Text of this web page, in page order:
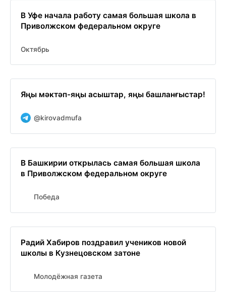
В Уфе начала работу самая большая школа в
Приволжском федеральном округе
Октябрь
Яңы мәктәп-яңы асыштар, яңы башланғыстар!
@kirovadmufa
В Башкирии открылась самая большая школа
в Приволжском федеральном округе
Победа
Радий Хабиров поздравил учеников новой
школы в Кузнецовском затоне
Молодёжная газета